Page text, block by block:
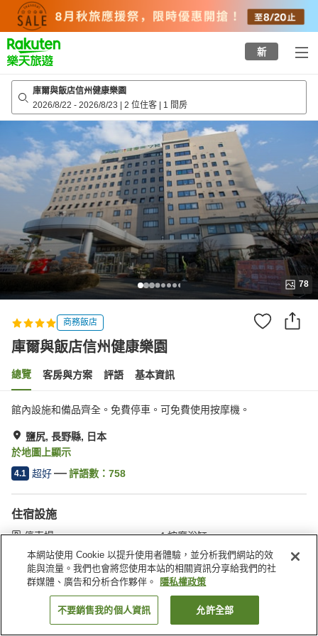
top
page
新
庫爾與飯店信州健康樂園
2026/8/22 - 2026/8/23 | 2 位住客 | 1 間房
78
商務飯店
庫爾與飯店信州健康樂園
總覽 客房與方案 評語 基本資訊
館內設施和備品齊全。免費停車。可免費使用按摩機。
鹽尻, 長野縣, 日本
於地圖上顯示
4.1 超好 評語數： 758
住宿設施
停車場
按摩浴缸
岩盤浴
三溫暖
首頁 日本 長野縣 鹽尻 庫爾與飯店信州健康樂園
找客房
本網站使用 Cookie 以提升使用者體驗，並分析我們網站的效
能與流量。我們也會將您使用本站的相關資訊分享給我們的社
群媒體、廣告和分析合作夥伴。
隱私權政策
不要銷售我的個人資訊 允許全部